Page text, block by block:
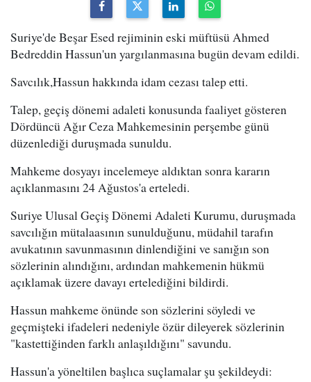
Suriye'de Beşar Esed rejiminin eski müftüsü Ahmed
Bedreddin Hassun'un yargılanmasına bugün devam edildi.
Savcılık,Hassun hakkında idam cezası talep etti.
Talep, geçiş dönemi adaleti konusunda faaliyet gösteren
Dördüncü Ağır Ceza Mahkemesinin perşembe günü
düzenlediği duruşmada sunuldu.
Mahkeme dosyayı incelemeye aldıktan sonra kararın
açıklanmasını 24 Ağustos'a erteledi.
Suriye Ulusal Geçiş Dönemi Adaleti Kurumu, duruşmada
savcılığın mütalaasının sunulduğunu, müdahil tarafın
avukatının savunmasının dinlendiğini ve sanığın son
sözlerinin alındığını, ardından mahkemenin hükmü
açıklamak üzere davayı ertelediğini bildirdi.
Hassun mahkeme önünde son sözlerini söyledi ve
geçmişteki ifadeleri nedeniyle özür dileyerek sözlerinin
"kastettiğinden farklı anlaşıldığını" savundu.
Hassun'a yöneltilen başlıca suçlamalar şu şekildeydi: